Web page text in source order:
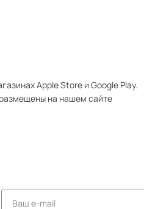
Apple Store и Google Play.
на нашем сайте